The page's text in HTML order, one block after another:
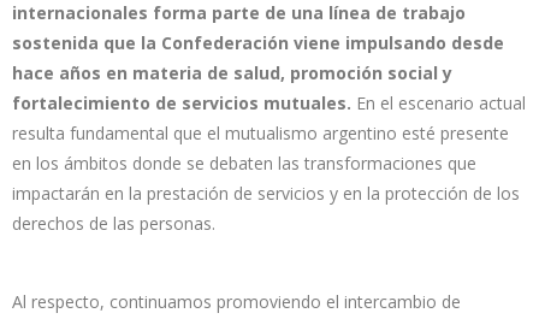
internacionales forma parte de una línea de trabajo
sostenida que la Confederación viene impulsando desde
hace años en materia de salud, promoción social y
fortalecimiento de servicios mutuales. En el escenario actual
resulta fundamental que el mutualismo argentino esté presente
en los ámbitos donde se debaten las transformaciones que
impactarán en la prestación de servicios y en la protección de los
derechos de las personas.
Al respecto, continuamos promoviendo el intercambio de